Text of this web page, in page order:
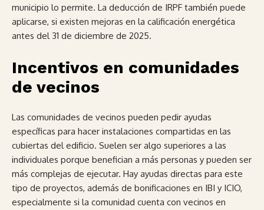
municipio lo permite. La deducción de IRPF también puede
aplicarse, si existen mejoras en la calificación energética
antes del 31 de diciembre de 2025.
Incentivos en comunidades
de vecinos
Las comunidades de vecinos pueden pedir ayudas
específicas para hacer instalaciones compartidas en las
cubiertas del edificio. Suelen ser algo superiores a las
individuales porque benefician a más personas y pueden ser
más complejas de ejecutar. Hay ayudas directas para este
tipo de proyectos, además de bonificaciones en IBI y ICIO,
especialmente si la comunidad cuenta con vecinos en